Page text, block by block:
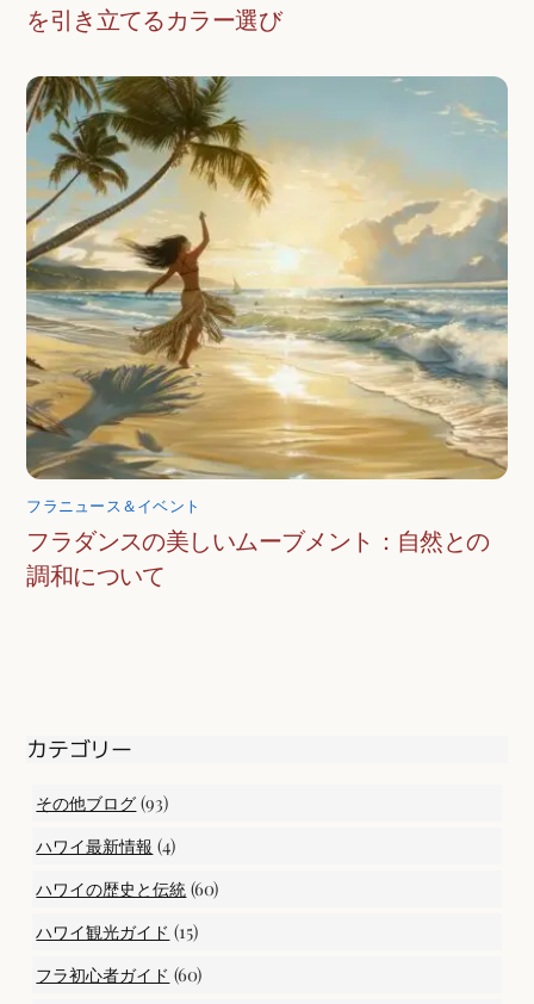
を引き立てるカラー選び
フラニュース＆イベント
フラダンスの美しいムーブメント：自然との
調和について
カテゴリー
その他ブログ (93)
ハワイ最新情報 (4)
ハワイの歴史と伝統 (60)
ハワイ観光ガイド (15)
フラ初心者ガイド (60)